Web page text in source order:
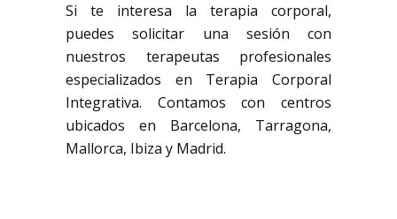
Si te interesa la terapia corporal,
puedes solicitar una sesión con
nuestros terapeutas profesionales
especializados en Terapia Corporal
Integrativa. Contamos con centros
ubicados en Barcelona, Tarragona,
Mallorca, Ibiza y Madrid.